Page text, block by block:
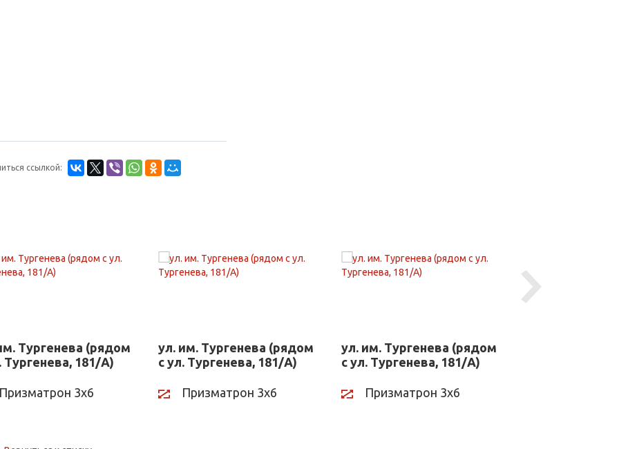
ссылкой:
Тургенева (рядом
Тургенева, 181/А)
3х6
ул. им. Тургенева (рядом
с ул. Тургенева, 181/А)
Призматрон 3х6
ул. им. Тургенева (рядом
с ул. Тургенева, 181/А)
Призматрон 3х6
Next